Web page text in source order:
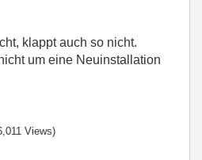
klappt auch so nicht.
um eine Neuinstallation
Views)